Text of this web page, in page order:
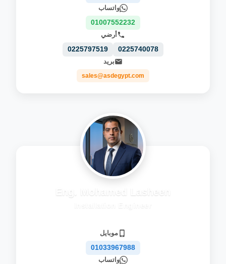
واتساب
01007552232
أرضي
0225740078
0225797519
بريد
sales@asdegypt.com
Eng. Mohamed Lasheen
موبايل
01033967988
واتساب